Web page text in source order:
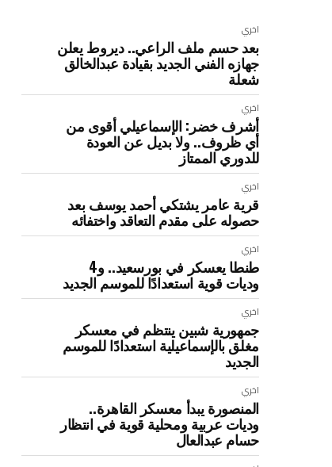
اخري
بعد حسم ملف الراعي.. ديروط يعلن
جهازه الفني الجديد بقيادة عبدالخالق
شعلة
اخري
أشرف خضر: الإسماعيلي أقوى من
أي ظروف.. ولا بديل عن العودة
للدوري الممتاز
اخري
قرية عامر يشتكي أحمد يوسف بعد
حصوله على مقدم التعاقد واختفائه
اخري
طنطا يعسكر في بورسعيد.. و4
وديات قوية استعدادًا للموسم الجديد
اخري
جمهورية شبين ينتظم في معسكر
مغلق بالإسماعيلية استعدادًا للموسم
الجديد
اخري
المنصورة يبدأ معسكر القاهرة..
وديات عربية ومحلية قوية في انتظار
حسام عبدالعال